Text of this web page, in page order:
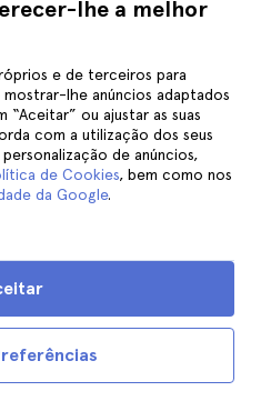
antes do jogo
4).
paraíso dos
é a
a baixa temperatura.
um hambúrguer,
de
do estádio. As
lhe a melhor
e de terceiros para
mostrar-lhe anúncios adaptados
“Aceitar” ou ajustar as suas
com a utilização dos seus
de anúncios,
de Cookies, bem como nos
da Google.